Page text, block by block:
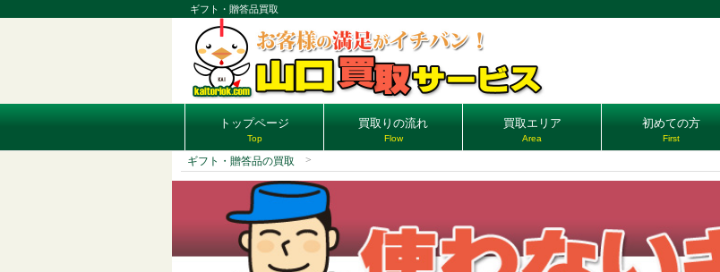
ギフト・贈答品買取
トップページ
Top
買取りの流れ
Flow
買取エリア
Area
初めての方
First
ギフト・贈答品の買取